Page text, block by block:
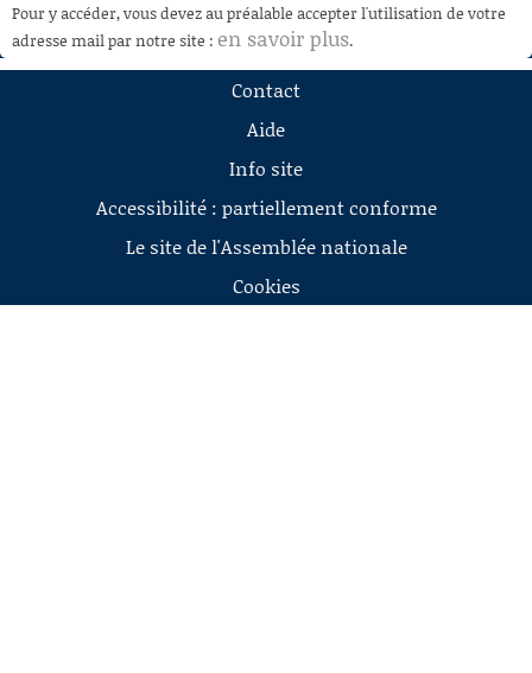
RECHERCHE
AIDE À LA DÉCOUPE
Pour y accéder, vous devez au préalable accepter l'utilisation de votre
adresse mail par notre site : en savoir plus.
Contact
Aide
Info site
Accessibilité : partiellement conforme
Le site de l'Assemblée nationale
Cookies